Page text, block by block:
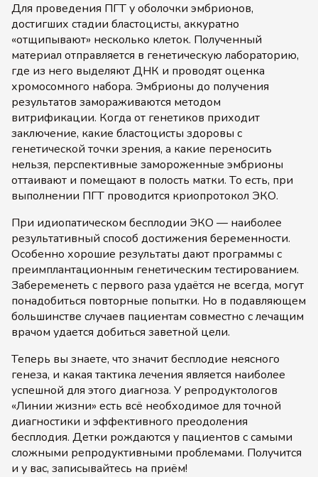
Для проведения ПГТ у оболочки эмбрионов,
достигших стадии бластоцисты, аккуратно
«отщипывают» несколько клеток. Полученный
материал отправляется в генетическую лабораторию,
где из него выделяют ДНК и проводят оценка
хромосомного набора. Эмбрионы до получения
результатов замораживаются методом
витрификации. Когда от генетиков приходит
заключение, какие бластоцисты здоровы с
генетической точки зрения, а какие переносить
нельзя, перспективные замороженные эмбрионы
оттаивают и помещают в полость матки. То есть, при
выполнении ПГТ проводится криопротокол ЭКО.
При идиопатическом бесплодии ЭКО — наиболее
результативный способ достижения беременности.
Особенно хорошие результаты дают программы с
преимплантационным генетическим тестированием.
Забеременеть с первого раза удаётся не всегда, могут
понадобиться повторные попытки. Но в подавляющем
большинстве случаев пациентам совместно с лечащим
врачом удается добиться заветной цели.
Теперь вы знаете, что значит бесплодие неясного
генеза, и какая тактика лечения является наиболее
успешной для этого диагноза. У репродуктологов
«Линии жизни» есть всё необходимое для точной
диагностики и эффективного преодоления
бесплодия. Детки рождаются у пациентов с самыми
сложными репродуктивными проблемами. Получится
и у вас, записывайтесь на приём!